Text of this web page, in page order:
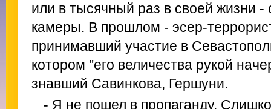
или в тысячный раз в своей жизни
камеры. В прошлом - эсер-
принимавший участие в
котором "его величества рукой
знавший Савинкова, Гершуни.
- Я не пошел в пропаганду.